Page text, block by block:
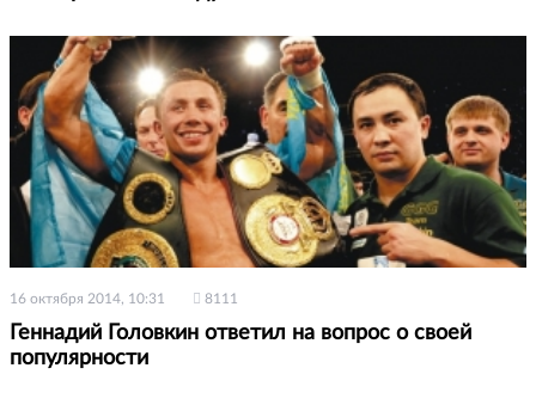
16 октября 2014, 10:31 8111
Геннадий Головкин ответил на вопрос о своей
популярности